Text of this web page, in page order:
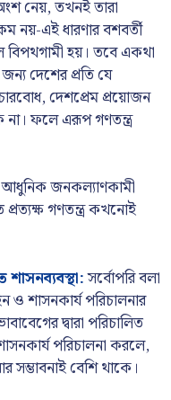
নেয়, তখনই তারা
এই ধারণার বশবর্তী
বিপথগামী হয়। তবে একথা
দেশের প্রতি যে
দেশপ্রেম প্রয়োজন
ফলে এরূপ গণতন্ত্র
আধুনিক জনকল্যাণকামী
প্রত্যক্ষ গণতন্ত্র কখনোই
সর্বোপরি বলা
ও শাসনকার্য পরিচালনার
দ্বারা পরিচালিত
পরিচালনা করলে,
সম্ভাবনাই বেশি থাকে।